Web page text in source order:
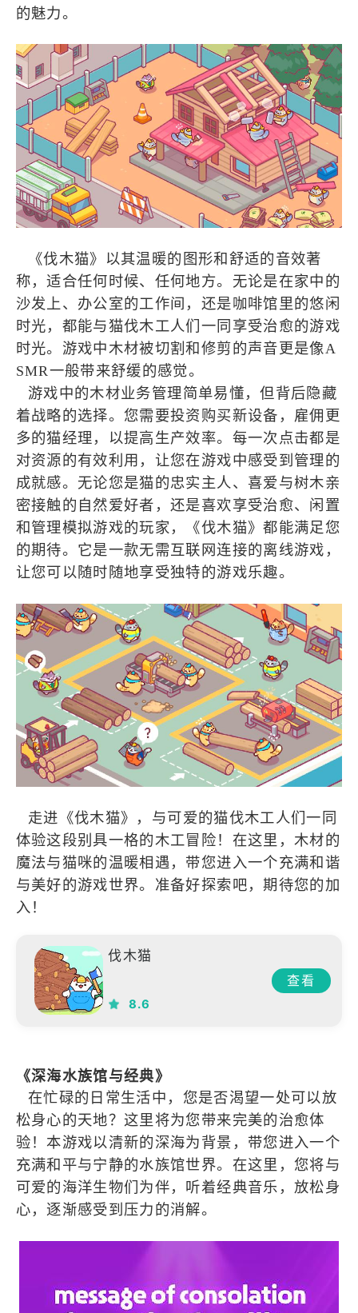
的魅力。
《伐木猫》以其温暖的图形和舒适的音效著
称，适合任何时候、任何地方。无论是在家中的
沙发上、办公室的工作间，还是咖啡馆里的悠闲
时光，都能与猫伐木工人们一同享受治愈的游戏
时光。游戏中木材被切割和修剪的声音更是像A
SMR一般带来舒缓的感觉。
游戏中的木材业务管理简单易懂，但背后隐藏
着战略的选择。您需要投资购买新设备，雇佣更
多的猫经理，以提高生产效率。每一次点击都是
对资源的有效利用，让您在游戏中感受到管理的
成就感。无论您是猫的忠实主人、喜爱与树木亲
密接触的自然爱好者，还是喜欢享受治愈、闲置
和管理模拟游戏的玩家，《伐木猫》都能满足您
的期待。它是一款无需互联网连接的离线游戏，
让您可以随时随地享受独特的游戏乐趣。
走进《伐木猫》，与可爱的猫伐木工人们一同
体验这段别具一格的木工冒险！在这里，木材的
魔法与猫咪的温暖相遇，带您进入一个充满和谐
与美好的游戏世界。准备好探索吧，期待您的加
入！
伐木猫
8.6
查看
《深海水族馆与经典》
在忙碌的日常生活中，您是否渴望一处可以放
松身心的天地？这里将为您带来完美的治愈体
验！本游戏以清新的深海为背景，带您进入一个
充满和平与宁静的水族馆世界。在这里，您将与
可爱的海洋生物们为伴，听着经典音乐，放松身
心，逐渐感受到压力的消解。